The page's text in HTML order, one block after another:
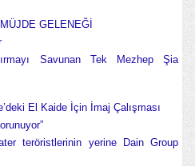
GELENEĞİ
Savunan Tek Mezhep Şia
El Kaide İçin İmaj Çalışması
teröristlerinin yerine Dain Group